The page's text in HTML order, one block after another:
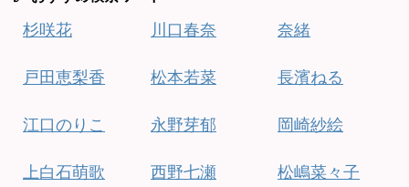
杉咲花
戸田恵梨香
江口のりこ
上白石萌歌
川口春奈
松本若菜
永野芽郁
西野七瀬
奈緒
長濱ねる
岡崎紗絵
松嶋菜々子